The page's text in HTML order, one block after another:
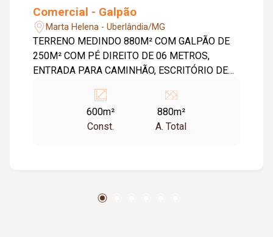
Comercial - Galpão
Marta Helena - Uberlândia/MG
TERRENO MEDINDO 880M² COM GALPÃO DE
250M² COM PÉ DIREITO DE 06 METROS,
ENTRADA PARA CAMINHÃO, ESCRITÓRIO DE
VARANDAS.O IMÓVEL FICA EM FRENTE UMA
PRAÇA E É EXCELENTE PARA OFICINAS E
DISTRIBUIDORAS.
600m²
Const.
880m²
A. Total